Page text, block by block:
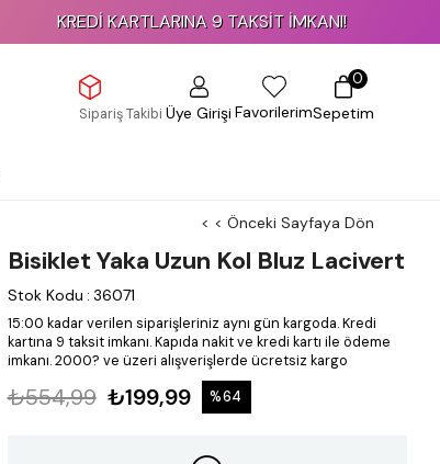
KREDİ KARTLARINA 9 TAKSİT İMKANI!
Sipariş Takibi Üye GirişiFavorilerimSepetim
0
< < Önceki Sayfaya Dön
Bisiklet Yaka Uzun Kol Bluz Lacivert
Stok Kodu : 36071
15:00 kadar verilen siparişleriniz aynı gün kargoda. Kredi
kartına 9 taksit imkanı. Kapıda nakit ve kredi kartı ile ödeme
imkanı. 2000? ve üzeri alışverişlerde ücretsiz kargo
₺554,99 ₺199,99 %64